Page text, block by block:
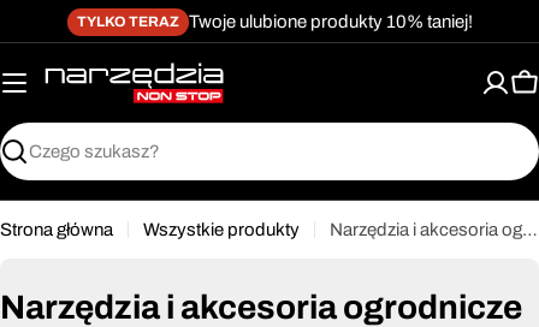
Przejdź do treści
Przejdź do menu
Przejdź do stopki
dostępności
do
treści
TYLKO TERAZ Twoje ulubione produkty 10% taniej!
Szukaj
Strona główna Wszystkie produkty Narzędzia i akcesoria ogrodnicze
Narzędzia i akcesoria ogrodnicze